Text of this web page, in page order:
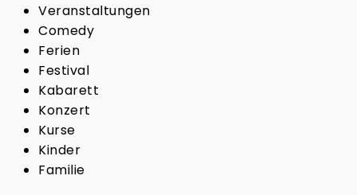
Veranstaltungen
Comedy
Ferien
Festival
Kabarett
Konzert
Kurse
Kinder
Familie